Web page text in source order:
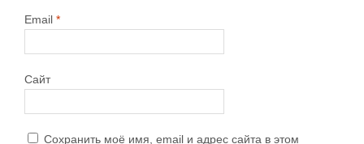
Email *
Сайт
Сохранить моё имя, email и адрес сайта в этом